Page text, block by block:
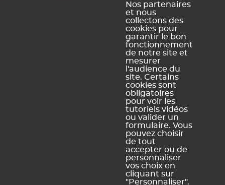
PRONOTE PRIMAIRE
Nos partenaires
et nous
collectons des
cookies pour
garantir le bon
fonctionnement
de notre site et
mesurer
l'audience du
site. Certains
cookies sont
obligatoires
pour voir les
tutoriels vidéos
ou valider un
formulaire. Vous
pouvez choisir
de tout
accepter ou de
personnaliser
vos choix en
cliquant sur
"Personnaliser".